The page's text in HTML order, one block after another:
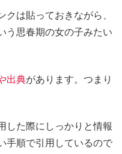
は貼っておきながら、
う思春期の女の子みたい
出典があります。つまり
した際にしっかりと情報
手順で引用しているので